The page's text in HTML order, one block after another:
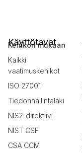
Käyttötavat
Kehikon mukaan
Kaikki
vaatimuskehikot
ISO 27001
Tiedonhallintalaki
NIS2-direktiivi
NIST CSF
CSA CCM